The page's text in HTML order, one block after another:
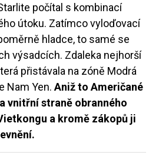
počítal s kombinací
útoku. Zatímco vyloďovací
hladce, to samé se
výsadcích. Zdaleka nejhorší
přistávala na zóně Modrá
Nam Yen. Aniž to Američané
vnitřní straně obranného
a kromě zákopů ji